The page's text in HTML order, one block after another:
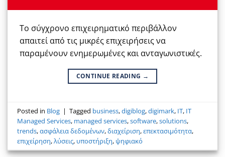
Το σύγχρονο επιχειρηματικό περιβάλλον
απαιτεί από τις μικρές επιχειρήσεις να
παραμένουν ενημερωμένες και ανταγωνιστικές.
CONTINUE READING →
Posted in Blog | Tagged business,digiblog,digimark, IT, IT
Managed Services, managed services,software,solutions,
trends,ασφάλεια δεδομένων,διαχείριση,επεκτασιμότητα,
επιχείρηση,λύσεις, υποστήριξη, ψηφιακό